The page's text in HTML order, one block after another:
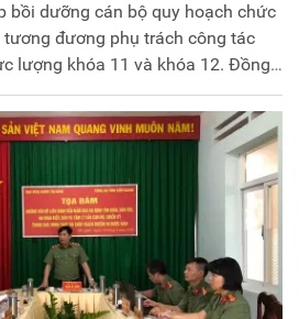
bồi dưỡng cán bộ quy hoạch chức
đương phụ trách công tác
lượng khóa 11 và khóa 12. Đồng
Trần Vi Dân, Giám đốc Học viện
chủ trì buổi Lễ. Tham dự Lễ
chí: Đại tá Bùi Sơn Hiển, Phó Cục
lãnh đạo đơn vị chức năng
tạo cùng 145 học viên tham dự